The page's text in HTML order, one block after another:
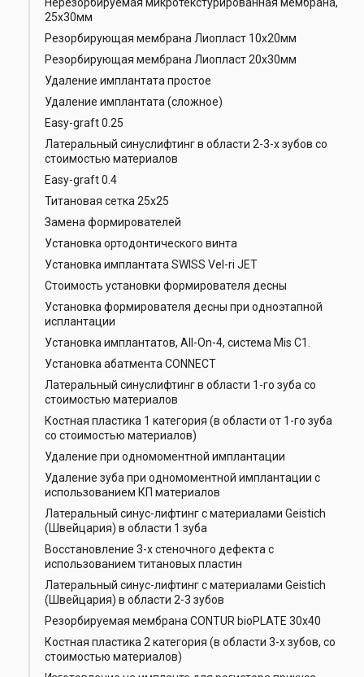
25х30мм
Резорбирующая мембрана Лиопласт 10х20мм
Резорбирующая мембрана Лиопласт 20х30мм
Удаление имплантата простое
Удаление имплантата (сложное)
Easy-graft 0.25
Латеральный синуслифтинг в области 2-3-х зубов со
стоимостью материалов
Easy-graft 0.4
Титановая сетка 25х25
Замена формирователей
Установка ортодонтического винта
Установка имплантата SWISS Vel-ri JET
Стоимость установки формирователя десны
Установка формирователя десны при одноэтапной
исплантации
Установка имплантатов, All-On-4, система Mis C1.
Установка абатмента CONNECT
Латеральный синуслифтинг в области 1-го зуба со
стоимостью материалов
Костная пластика 1 категория (в области от 1-го зуба
со стоимостью материалов)
Удаление при одномоментной имплантации
Удаление зуба при одномоментной имплантации с
использованием КП материалов
Латеральный синус-лифтинг с материалами Geistich
(Швейцария) в области 1 зуба
Восстановление 3-х стеночного дефекта с
использованием титановых пластин
Латеральный синус-лифтинг с материалами Geistich
(Швейцария) в области 2-3 зубов
Резорбируемая мембрана CONTUR bioPLATE 30x40
Костная пластика 2 категория (в области 3-х зубов, со
стоимостью материалов)